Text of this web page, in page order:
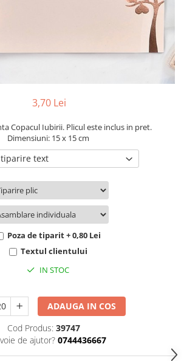
Nou
3,70 Lei
Copacul Iubirii. Plicul este inclus in pret.
Dimensiuni: 15 x 15 cm
text
Poza de tiparit + 0,80 Lei
Textul clientului
IN STOC
ADAUGA IN COS
Cod Produs: 39747
de ajutor? 0744436667